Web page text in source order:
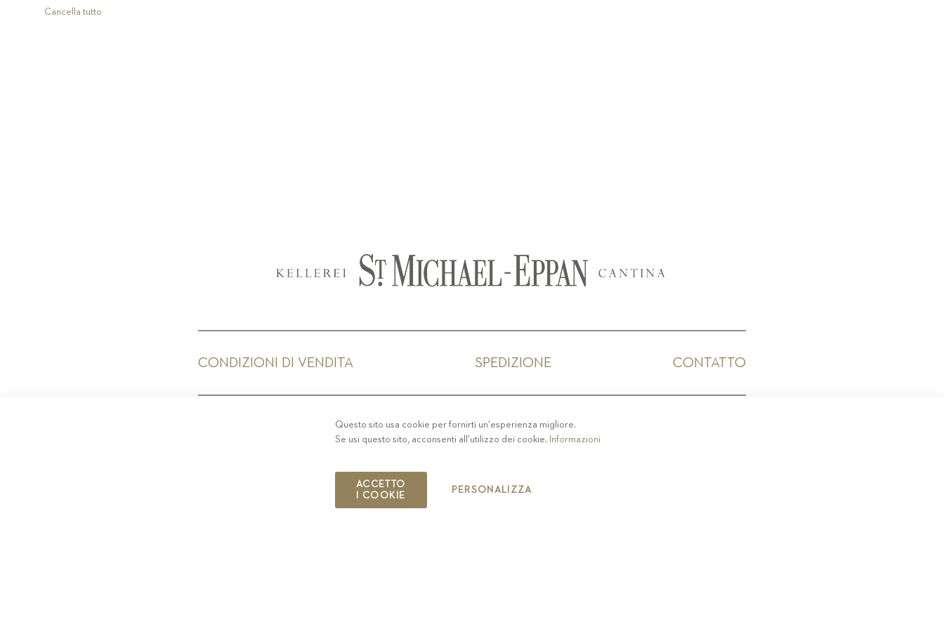
articolo
Cancella tutto
CONDIZIONI DI VENDITA SPEDIZIONE CONTATTO
PRIVACY -COLOPHON -COOKIE POLICY-CODICE ETICO
COPYRIGHT 2019 ST.MICHAEL - EPPAN
Questo sito usa cookie per fornirti un'esperienza migliore.
Se usi questo sito, acconsenti all'utilizzo dei cookie. Informazioni
ACCETTO
I COOKIE
PERSONALIZZA